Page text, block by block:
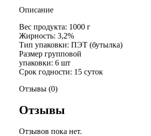
Описание
Вес продукта: 1000 г
Жирность: 3,2%
Тип упаковки: ПЭТ (бутылка)
Размер групповой
упаковки: 6 шт
Срок годности: 15 суток
Отзывы (0)
Отзывы
Отзывов пока нет.